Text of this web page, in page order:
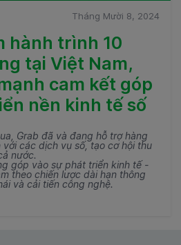
Tháng Mười 8, 2024
hành trình 10
tại Việt Nam,
cam kết góp
nền kinh tế số
Grab đã và đang hỗ trợ hàng
các dịch vụ số, tạo cơ hội thu
nước.
góp vào sự phát triển kinh tế -
theo chiến lược dài hạn thông
và cải tiến công nghệ.